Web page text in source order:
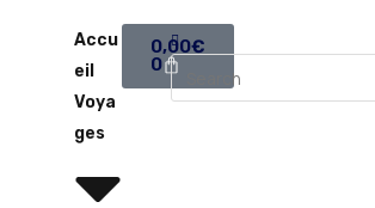
Accu
eil
Voya
ges
0,00€
0